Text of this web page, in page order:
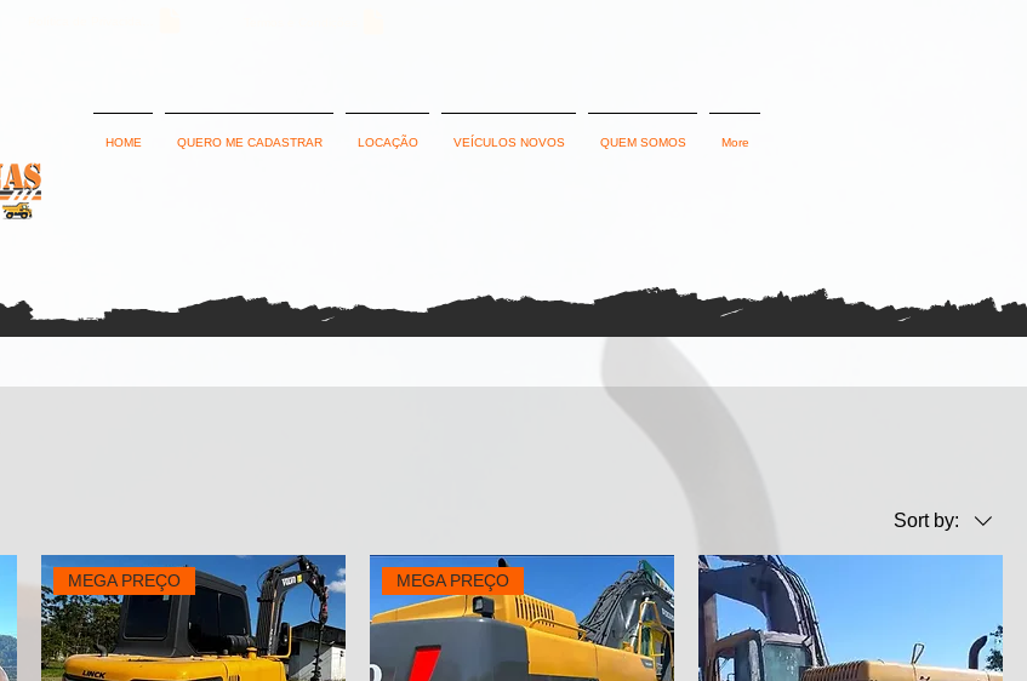
HOME QUERO ME CADASTRAR LOCAÇÃO VEÍCULOS NOVOS QUEM SOMOS More
Sort by:
MEGA PREÇO MEGA PREÇO